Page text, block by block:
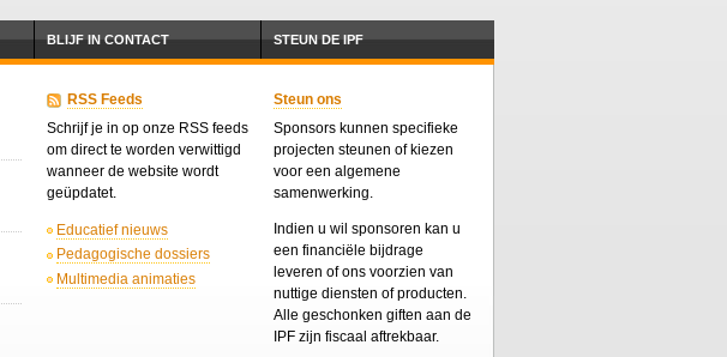
BLIJF IN CONTACT
RSS Feeds
Schrijf je in op onze RSS feeds
om direct te worden verwittigd
wanneer de website wordt
geüpdatet.
Educatief nieuws
Pedagogische dossiers
Multimedia animaties
STEUN DE IPF
Steun ons
Sponsors kunnen specifieke
projecten steunen of kiezen
voor een algemene
samenwerking.
Indien u wil sponsoren kan u
een financiële bijdrage
leveren of ons voorzien van
nuttige diensten of producten.
Alle geschonken giften aan de
IPF zijn fiscaal aftrekbaar.